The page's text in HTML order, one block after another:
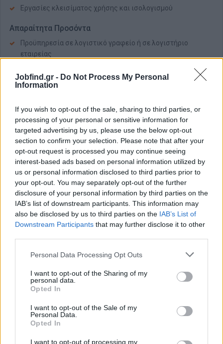
Jobfind.gr - Do Not Process My Personal
Information
If you wish to opt-out of the sale, sharing to third parties, or
processing of your personal or sensitive information for
targeted advertising by us, please use the below opt-out
section to confirm your selection. Please note that after your
opt-out request is processed you may continue seeing
interest-based ads based on personal information utilized by
us or personal information disclosed to third parties prior to
your opt-out. You may separately opt-out of the further
disclosure of your personal information by third parties on the
IAB’s list of downstream participants. This information may
also be disclosed by us to third parties on the IAB’s List of
Downstream Participants that may further disclose it to other
Personal Data Processing Opt Outs
I want to opt-out of the Sharing of my
personal data.
Opted In
I want to opt-out of the Sale of my
Personal Data.
Opted In
I want to opt-out of processing my
Εργασίες κλεισίματος χρήσης και ισολογισμού
Απαραίτητα Προσόντα
Προϋπηρεσία σε λογιστικό γραφείο ή σε λογιστήριο
εταιρείας
Άριστος χειρισμός προγραμμάτων Epsilon Net
Παροχές
Αρχικός καθαρός μισθός 1.000€ - 1.300€ (αναλόγως
προσόντων και εμπειρίας)
Δυνατότητα μισθολογικής εξέλιξης
Ένσημα πλήρους απασχόλησης
Πλήρης καταβολή Δώρου Χριστουγέννων, Δώρου Πάσχα και
επιδόματος άδειας
Ωράριο εργασίας 09:00 - 17:00 (Δευτέρα - Παρασκευή)
Χωρίς υπερεργασία και υπερωρίες